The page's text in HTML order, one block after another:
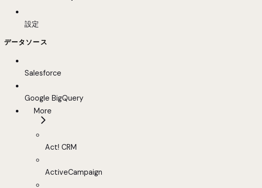
設定
データソース
Salesforce
Google BigQuery
More
Act! CRM
ActiveCampaign